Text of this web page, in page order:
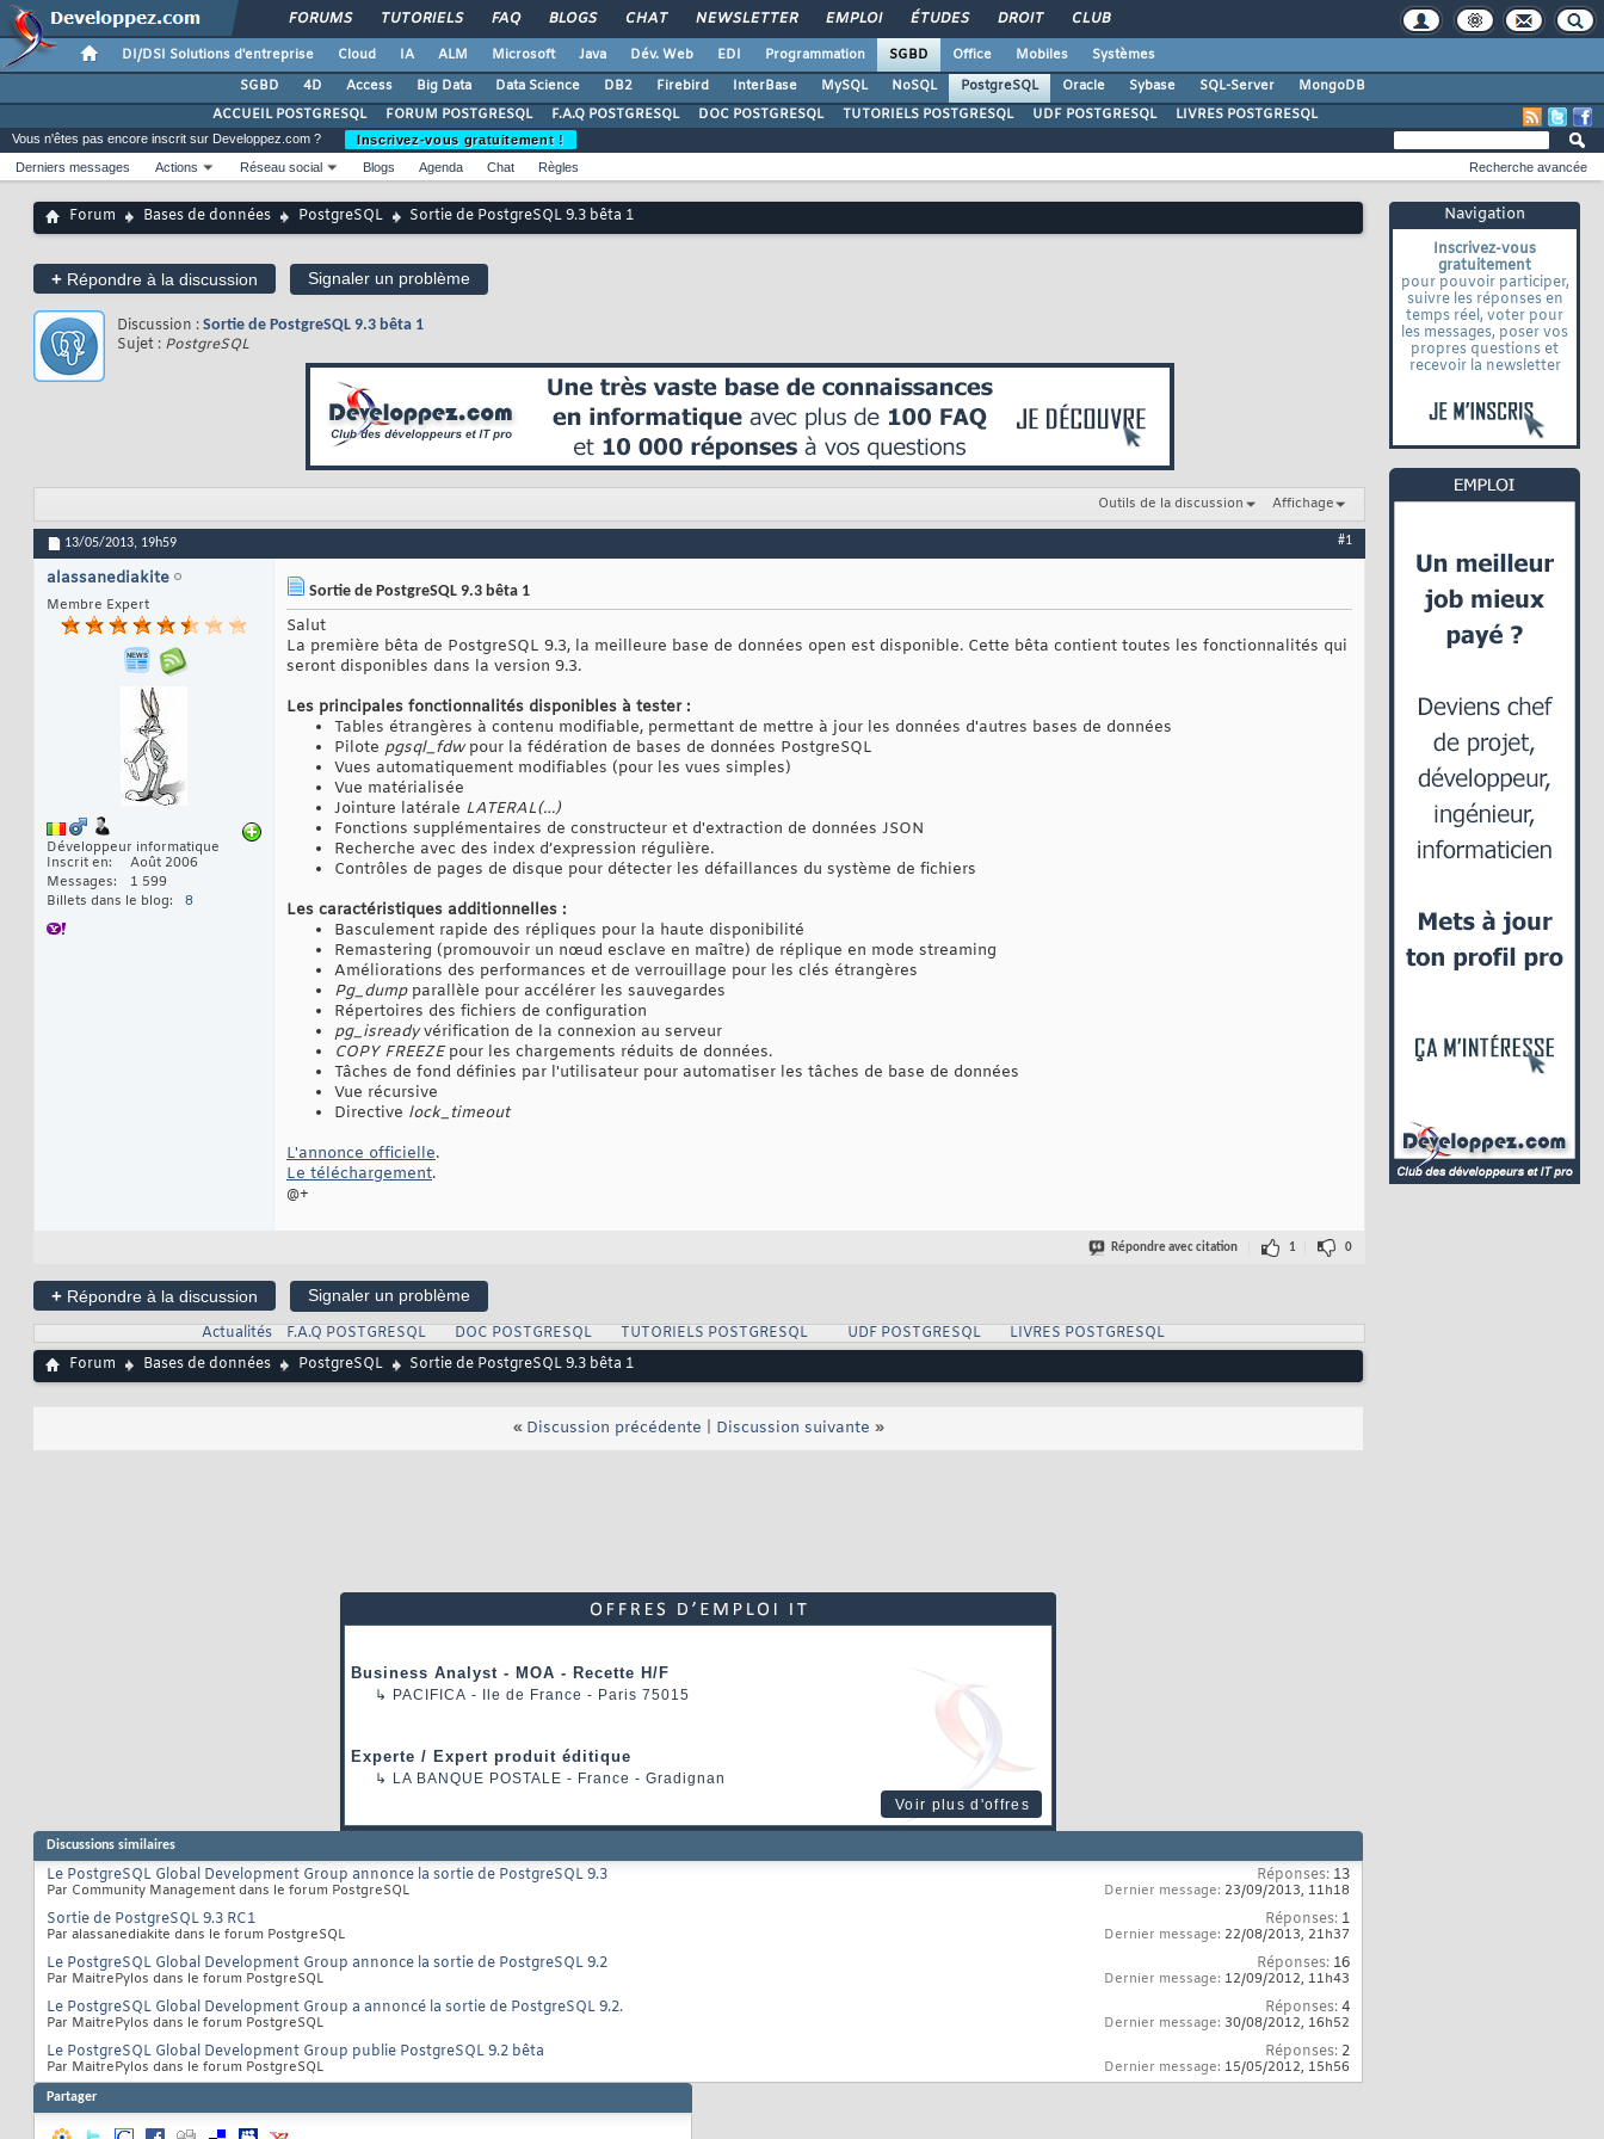
FORUMS TUTORIELS FAQ BLOGS CHAT NEWSLETTER EMPLOI ÉTUDES DROIT CLUB
DI/DSI Solutions d'entreprise Cloud IA ALM Microsoft Java Dév. Web EDI Programmation SGBD Office Mobiles
Systèmes
SGBD
4D Access Big Data Data Science DB2 Firebird InterBase MySQL NoSQL PostgreSQL Oracle Sybase SQL-Server
MongoDB
ACCUEIL POSTGRESQL
FORUM POSTGRESQL F.A.Q POSTGRESQL DOC POSTGRESQL TUTORIELS POSTGRESQL UDF POSTGRESQL LIVRES POSTGRESQL
Navigation
Inscrivez-vous
gratuitement
pour pouvoir participer,
suivre les réponses en
temps réel, voter pour
les messages, poser vos
propres questions et
recevoir la newsletter
Vous n'êtes pas encore inscrit sur Developpez.com ?
Inscrivez-vous gratuitement !
Derniers messages
Actions Réseau social Blogs Agenda Chat Règles Recherche avancée
Forum Bases de données PostgreSQL Sortie de PostgreSQL 9.3 bêta 1
+ Répondre à la discussion Signaler un problème
Discussion : Sortie de PostgreSQL 9.3 bêta 1
Sujet : PostgreSQL
Outils de la discussion Affichage
13/05/2013, 19h59 #1
alassanediakite
Membre Expert
Développeur informatique
Inscrit en
Août 2006
Messages
1 599
Billets dans le blog
8
Sortie de PostgreSQL 9.3 bêta 1
Salut
La première bêta de PostgreSQL 9.3, la meilleure base de données open est disponible. Cette bêta contient toutes les fonctionnalités qui
seront disponibles dans la version 9.3.
Les principales fonctionnalités disponibles à tester :
Tables étrangères à contenu modifiable, permettant de mettre à jour les données d'autres bases de données
Pilote pgsql_fdwpour la fédération de bases de données PostgreSQL
Vues automatiquement modifiables (pour les vues simples)
Vue matérialisée
Jointure latérale LATERAL(…)
Fonctions supplémentaires de constructeur et d'extraction de données JSON
Recherche avec des index d’expression régulière.
Contrôles de pages de disque pour détecter les défaillances du système de fichiers
Les caractéristiques additionnelles :
Basculement rapide des répliques pour la haute disponibilité
Remastering (promouvoir un nœud esclave en maître) de réplique en mode streaming
Améliorations des performances et de verrouillage pour les clés étrangères
Pg_dumpparallèle pour accélérer les sauvegardes
Répertoires des fichiers de configuration
pg_isreadyvérification de la connexion au serveur
COPY FREEZEpour les chargements réduits de données.
Tâches de fond définies par l'utilisateur pour automatiser les tâches de base de données
Vue récursive
Directive lock_timeout
L'annonce officielle.
Le téléchargement.
@+
Répondre avec citation 1 0
+ Répondre à la discussion
Signaler un problème
Actualités
F.A.Q POSTGRESQL DOC POSTGRESQL TUTORIELS POSTGRESQL UDF POSTGRESQL
LIVRES POSTGRESQL
Forum
Bases de données PostgreSQL Sortie de PostgreSQL 9.3 bêta 1
« Discussion précédente Discussion suivante »
Business Analyst - MOA - Recette H/F
↳ PACIFICA - Ile de France - Paris 75015
Experte / Expert produit éditique
↳ LA BANQUE POSTALE - France - Gradignan
Voir plus d'offres
Discussions similaires
Le PostgreSQL Global Development Group annonce la sortie de PostgreSQL 9.3
Par Community Management dans le forum PostgreSQL
Réponses: 13
Dernier message: 23/09/2013, 11h18
Sortie de PostgreSQL 9.3 RC1
Par alassanediakite dans le forum PostgreSQL
Réponses: 1
Dernier message: 22/08/2013, 21h37
Le PostgreSQL Global Development Group annonce la sortie de PostgreSQL 9.2
Par MaitrePylos dans le forum PostgreSQL
Réponses: 16
Dernier message: 12/09/2012, 11h43
Le PostgreSQL Global Development Group a annoncé la sortie de PostgreSQL 9.2.
Par MaitrePylos dans le forum PostgreSQL
Réponses:4
Dernier message: 30/08/2012, 16h52
Le PostgreSQL Global Development Group publie PostgreSQL 9.2 bêta
Par MaitrePylos dans le forum PostgreSQL
Réponses: 2
Dernier message: 15/05/2012, 15h56
Partager